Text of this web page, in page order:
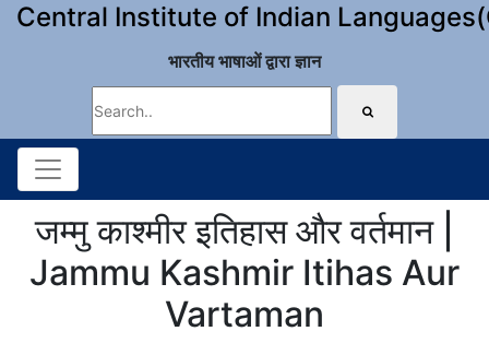
Central Institute of Indian
भारतीय भाषाओं द्वारा ज्ञान
जम्मु काश्मीर इतिहास और वर्तमान |
Jammu Kashmir Itihas Aur
Vartaman